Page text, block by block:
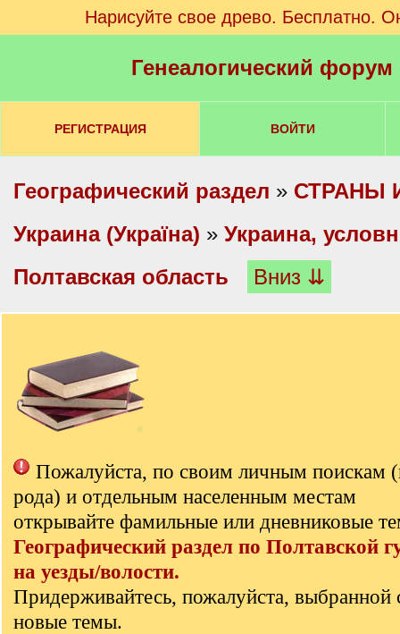
Нарисуйте свое древо. Бесплатно.
Генеалогический
РЕГИСТРАЦИЯ ВОЙТИ
Географический раздел » СТРАНЫ
Украина (Україна) » Украина,
Полтавская область
Вниз ⇊
Пожалуйста, по своим личным поискам
рода) и отдельным населенным местам
открывайте фамильные или дневниковые
Географический раздел по Полтавской
на уезды/волости.
Придерживайтесь, пожалуйста, выбранной
новые темы.